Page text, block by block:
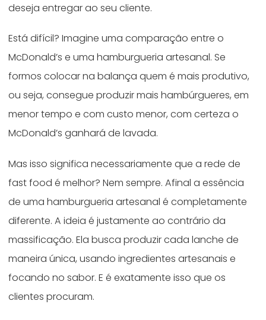
deseja entregar ao seu cliente.
Está difícil? Imagine uma comparação entre o
McDonald’s e uma hamburgueria artesanal. Se
formos colocar na balança quem é mais produtivo,
ou seja, consegue produzir mais hambúrgueres, em
menor tempo e com custo menor, com certeza o
McDonald’s ganhará de lavada.
Mas isso significa necessariamente que a rede de
fast food é melhor? Nem sempre. Afinal a essência
de uma hamburgueria artesanal é completamente
diferente. A ideia é justamente ao contrário da
massificação. Ela busca produzir cada lanche de
maneira única, usando ingredientes artesanais e
focando no sabor. E é exatamente isso que os
clientes procuram.